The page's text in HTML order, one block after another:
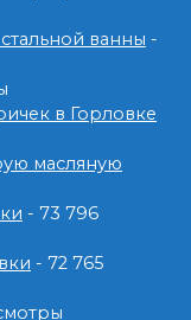
ванны -
в Горловке
масляную
- 73 796
- 72 765